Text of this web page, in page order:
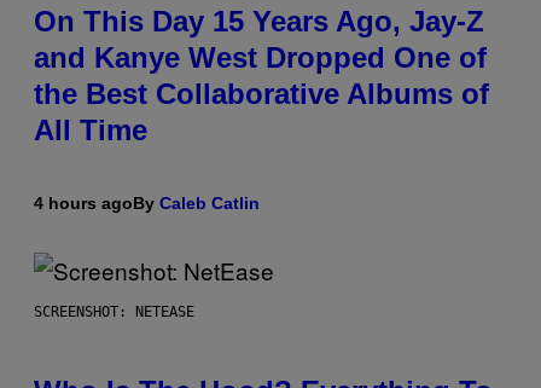
On This Day 15 Years Ago, Jay-Z
and Kanye West Dropped One of
the Best Collaborative Albums of
All Time
4 hours agoBy Caleb Catlin
SCREENSHOT: NETEASE